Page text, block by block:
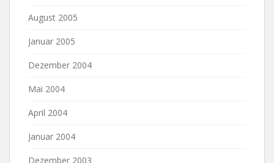
August 2005
Januar 2005
Dezember 2004
Mai 2004
April 2004
Januar 2004
Dezember 2003